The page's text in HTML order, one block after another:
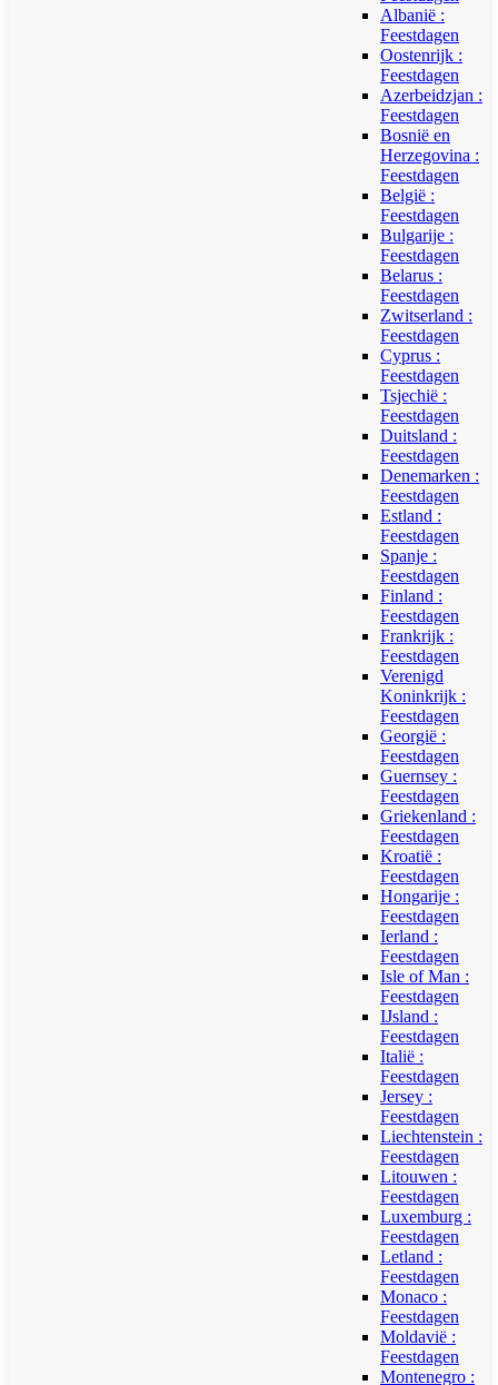
Albanië :
Feestdagen
Oostenrijk :
Feestdagen
Azerbeidzjan :
Feestdagen
Bosnië en
Herzegovina :
Feestdagen
België :
Feestdagen
Bulgarije :
Feestdagen
Belarus :
Feestdagen
Zwitserland :
Feestdagen
Cyprus :
Feestdagen
Tsjechië :
Feestdagen
Duitsland :
Feestdagen
Denemarken :
Feestdagen
Estland :
Feestdagen
Spanje :
Feestdagen
Finland :
Feestdagen
Frankrijk :
Feestdagen
Verenigd
Koninkrijk :
Feestdagen
Georgië :
Feestdagen
Guernsey :
Feestdagen
Griekenland :
Feestdagen
Kroatië :
Feestdagen
Hongarije :
Feestdagen
Ierland :
Feestdagen
Isle of Man :
Feestdagen
IJsland :
Feestdagen
Italië :
Feestdagen
Jersey :
Feestdagen
Liechtenstein :
Feestdagen
Litouwen :
Feestdagen
Luxemburg :
Feestdagen
Letland :
Feestdagen
Monaco :
Feestdagen
Moldavië :
Feestdagen
Montenegro :